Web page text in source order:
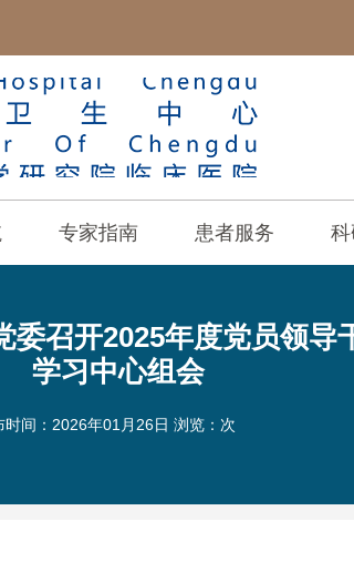
专家指南 患者服务
委召开2025年度党员领导
学习中心组会
时间：2026年01月26日 浏览： 次